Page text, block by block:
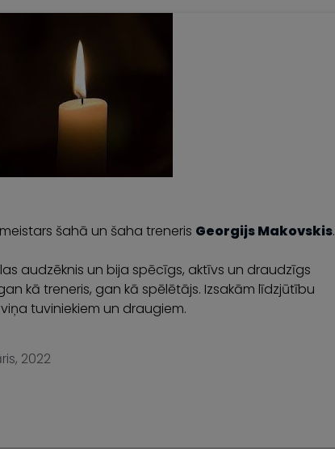
šahā un šaha treneris Georgijs Makovskis.
audzēknis un bija spēcīgs, aktīvs un draudzīgs
kā treneris, gan kā spēlētājs. Izsakām līdzjūtību
tuviniekiem un draugiem.
2022